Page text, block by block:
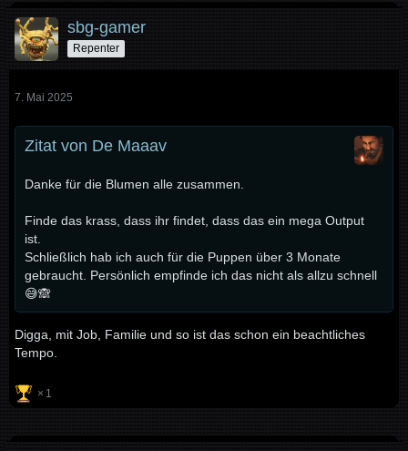
sbg-gamer
Repenter
7. Mai 2025
Zitat von De Maaav
Danke für die Blumen alle zusammen.
Finde das krass, dass ihr findet, dass das ein mega Output
ist.
Schließlich hab ich auch für die Puppen über 3 Monate
gebraucht. Persönlich empfinde ich das nicht als allzu schnell
😅🙈
Digga, mit Job, Familie und so ist das schon ein beachtliches
Tempo.
1